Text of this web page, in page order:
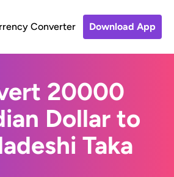
Converter Download App
20000
Dollar to
Taka